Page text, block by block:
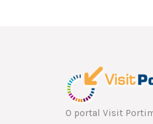
O portal Visit